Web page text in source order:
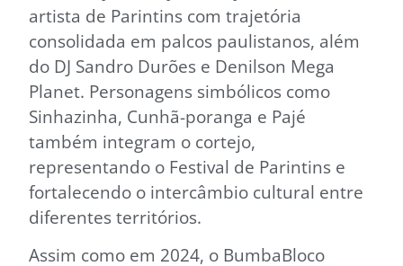
artista de Parintins com trajetória
consolidada em palcos paulistanos, além
do DJ Sandro Durões e Denilson Mega
Planet. Personagens simbólicos como
Sinhazinha, Cunhã-poranga e Pajé
também integram o cortejo,
representando o Festival de Parintins e
fortalecendo o intercâmbio cultural entre
diferentes territórios.
Assim como em 2024, o BumbaBloco